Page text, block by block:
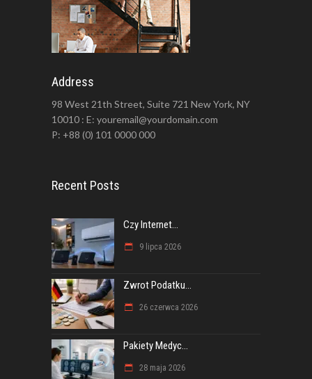
Address
98 West 21th Street, Suite 721 New York, NY
10010 : E: youremail@yourdomain.com
P: +88 (0) 101 0000 000
Recent Posts
Czy Internet...
9 lipca 2026
Zwrot Podatku...
26 czerwca 2026
Pakiety Medyc...
28 maja 2026